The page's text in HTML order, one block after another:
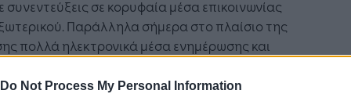
Do Not Process My Personal Information
συνεντεύξεις σε κορυφαία μέσα επικοινωνίας
Παράλληλα σήμερα στο πλαίσιο της
πολλά ηλεκτρονικά μέσα ενημέρωσης και
των θεμάτων-δημοσιευμάτων τους την